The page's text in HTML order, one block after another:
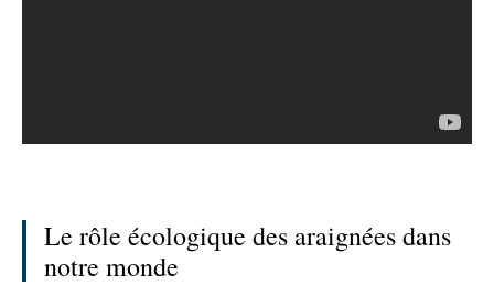
Le rôle écologique des araignées dans
notre monde